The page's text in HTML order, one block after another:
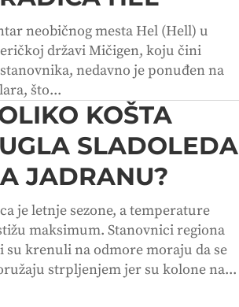
neobičnog mesta Hel (Hell) u
državi Mičigen, koju čini
nedavno je ponuđen na
što...
KOŠTA
SLADOLEDA
JADRANU?
je letnje sezone, a temperature
maksimum. Stanovnici regiona
su krenuli na odmore moraju da se
strpljenjem jer su kolone na...